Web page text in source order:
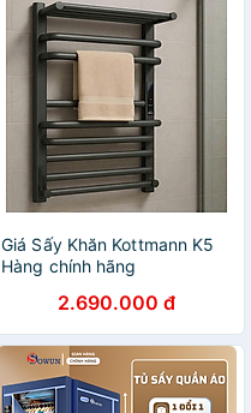
Giá Sấy Khăn Kottmann K5
Hàng chính hãng
2.690.000 đ